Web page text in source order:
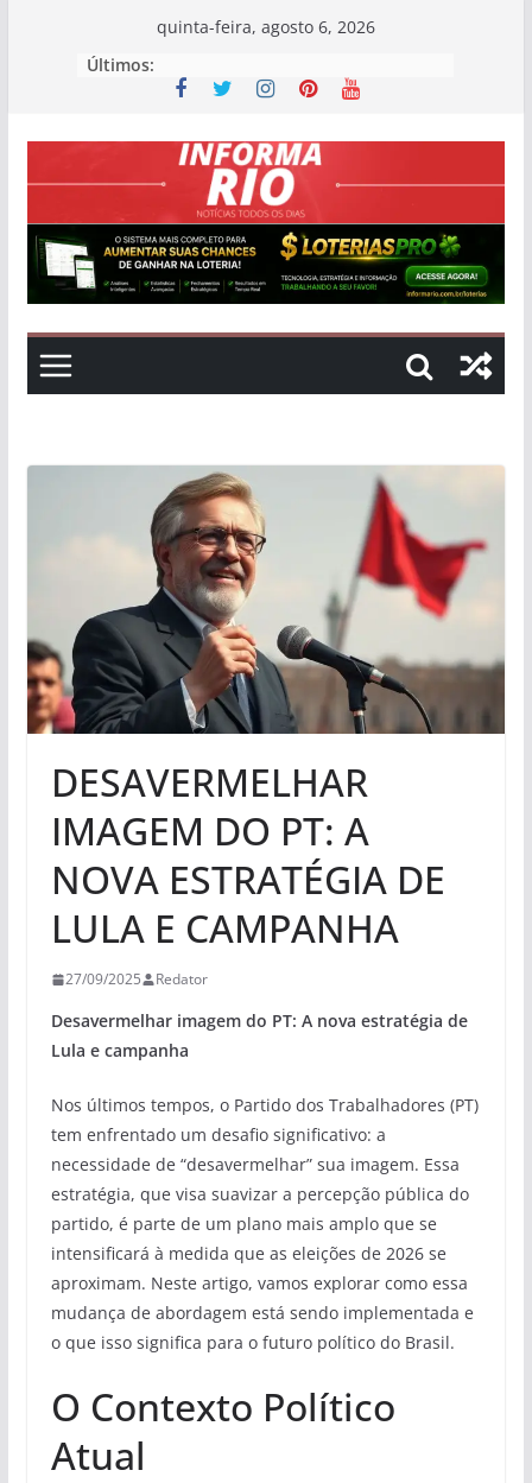
quinta-feira, agosto 6, 2026
Últimos:
DESAVERMELHAR
IMAGEM DO PT: A
NOVA ESTRATÉGIA DE
LULA E CAMPANHA
27/09/2025 Redator
Desavermelhar imagem do PT: A nova estratégia de
Lula e campanha
Nos últimos tempos, o Partido dos Trabalhadores (PT)
tem enfrentado um desafio significativo: a
necessidade de “desavermelhar” sua imagem. Essa
estratégia, que visa suavizar a percepção pública do
partido, é parte de um plano mais amplo que se
intensificará à medida que as eleições de 2026 se
aproximam. Neste artigo, vamos explorar como essa
mudança de abordagem está sendo implementada e
o que isso significa para o futuro político do Brasil.
O Contexto Político
Atual